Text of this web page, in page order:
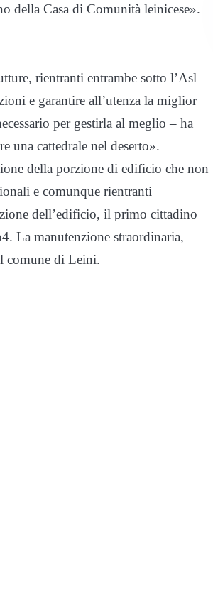
della Casa di Comunità leinicese».
rientranti entrambe sotto l’Asl
e garantire all’utenza la miglior
per gestirla al meglio – ha
cattedrale nel deserto».
della porzione di edificio che non
e comunque rientranti
dell’edificio, il primo cittadino
La manutenzione straordinaria,
comune di Leini.